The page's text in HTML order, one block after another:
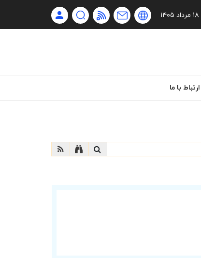
فا En
ارتباط با ما